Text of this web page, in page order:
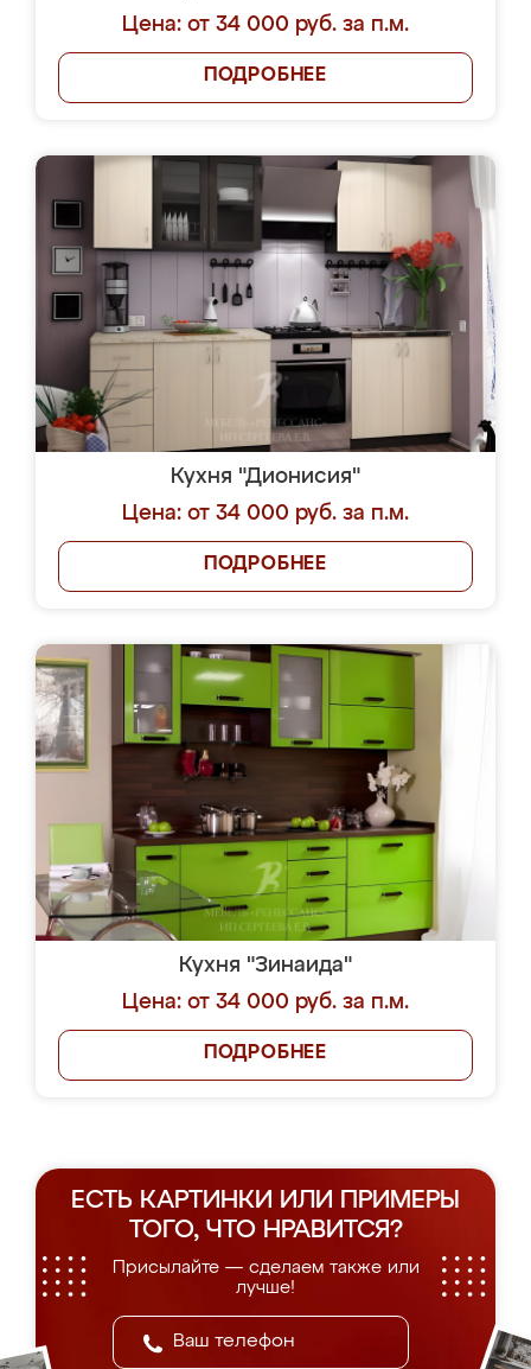
Цена: от 34 000 руб. за п.м.
ПОДРОБНЕЕ
Кухня "Дионисия"
Цена: от 34 000 руб. за п.м.
ПОДРОБНЕЕ
Кухня "Зинаида"
Цена: от 34 000 руб. за п.м.
ПОДРОБНЕЕ
ЕСТЬ КАРТИНКИ ИЛИ ПРИМЕРЫ
ТОГО, ЧТО НРАВИТСЯ?
Присылайте — сделаем также или
лучше!